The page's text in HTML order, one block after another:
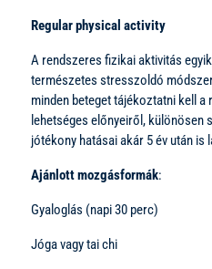
Regular physical activity
A rendszeres fizikai aktivitás
természetes stresszoldó
minden beteget tájékoztatni kell
lehetséges előnyeiről, különösen
jótékony hatásai akár 5 év után is
Ajánlott mozgásformák:
Gyaloglás (napi 30 perc)
Jóga vagy tai chi